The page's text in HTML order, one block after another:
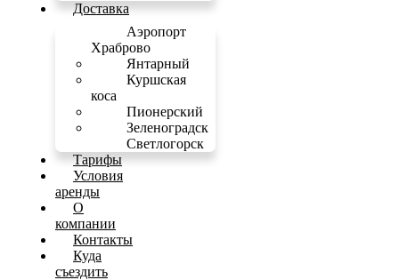
Доставка
Аэропорт
Храброво
Янтарный
Куршская
коса
Пионерский
Зеленоградск
Светлогорск
Тарифы
Условия
аренды
О
компании
Контакты
Куда
съездить